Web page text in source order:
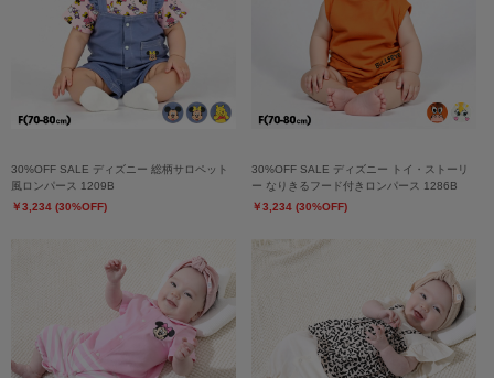
30%OFF SALE ディズニー 総柄サロペット
風ロンパース 1209B
￥3,234 (30%OFF)
30%OFF SALE ディズニー トイ・ストーリ
ー なりきるフード付きロンパース 1286B
￥3,234 (30%OFF)